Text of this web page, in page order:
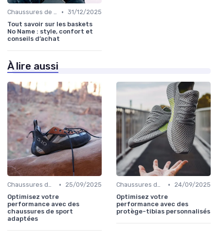
Chaussures de Basket • 31/12/2025
Tout savoir sur les baskets
No Name : style, confort et
conseils d’achat
À lire aussi
Chaussures de Course •
25/09/2025
Optimisez votre
performance avec des
chaussures de sport
adaptées
Chaussures de Football •
24/09/2025
Optimisez votre
performance avec des
protège-tibias personnalisés